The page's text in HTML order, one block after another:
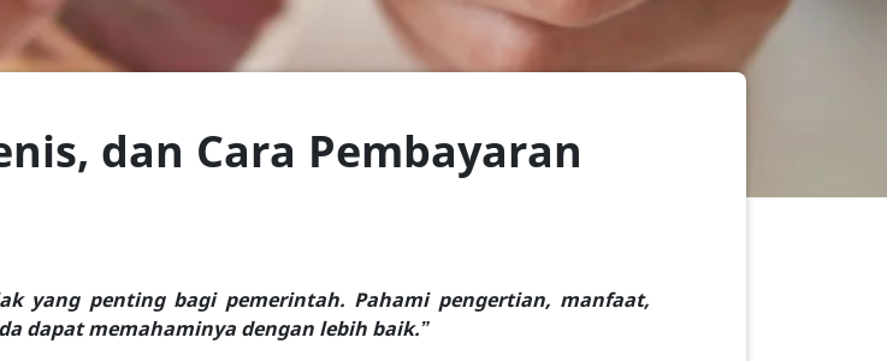
dan Cara Pembayaran
yang penting bagi pemerintah. Pahami pengertian, manfaat,
dapat memahaminya dengan lebih baik.”